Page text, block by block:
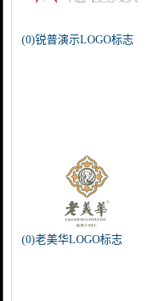
(0)锐普演示LOGO标志
(0)老美华LOGO标志